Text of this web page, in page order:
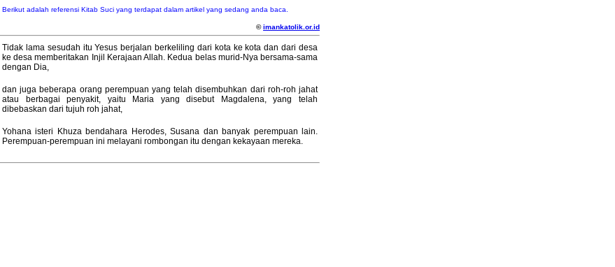
Berikut adalah referensi Kitab Suci yang terdapat dalam artikel yang sedang anda baca.
©imankatolik.or.id
Tidak lama sesudah itu Yesus berjalan berkeliling dari kota ke kota dan dari desa
ke desa memberitakan Injil Kerajaan Allah. Kedua belas murid-Nya bersama-sama
dengan Dia,
dan juga beberapa orang perempuan yang telah disembuhkan dari roh-roh jahat
atau berbagai penyakit, yaitu Maria yang disebut Magdalena, yang telah
dibebaskan dari tujuh roh jahat,
Yohana isteri Khuza bendahara Herodes, Susana dan banyak perempuan lain.
Perempuan-perempuan ini melayani rombongan itu dengan kekayaan mereka.